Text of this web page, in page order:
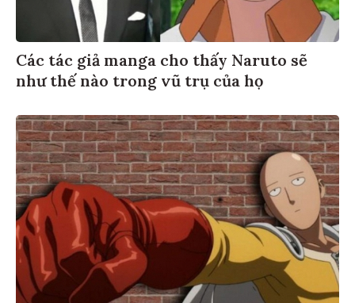
Các tác giả manga cho thấy Naruto sẽ
như thế nào trong vũ trụ của họ